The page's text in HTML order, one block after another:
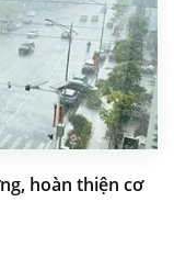
hoàn thiện cơ